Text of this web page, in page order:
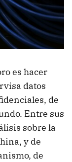
es hacer
datos
de
Entre sus
sobre la
y de
de